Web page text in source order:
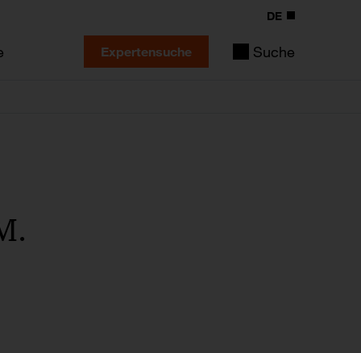
DE
Expertensuche Suche